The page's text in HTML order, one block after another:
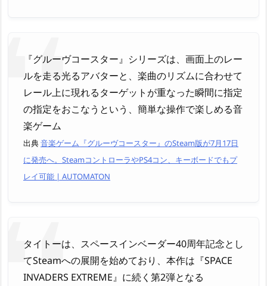
『グルーヴコースター』シリーズは、画面上のレー
ルを走る光るアバターと、楽曲のリズムに合わせて
レール上に現れるターゲットが重なった瞬間に指定
の指定をおこなうという、簡単な操作で楽しめる音
楽ゲーム
出典音楽ゲーム『グルーヴコースター』のSteam版が7月17日
に発売へ。SteamコントローラやPS4コン、キーボードでもプ
レイ可能 | AUTOMATON
タイトーは、スペースインベーダー40周年記念とし
てSteamへの展開を始めており、本作は『SPACE
INVADERS EXTREME』に続く第2弾となる